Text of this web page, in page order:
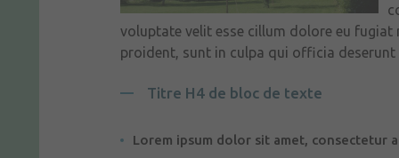
voluptate velit esse cillum dolore eu
proident, sunt in culpa qui officia
Titre H4 de bloc de texte
Lorem ipsum dolor sit amet, consectetur